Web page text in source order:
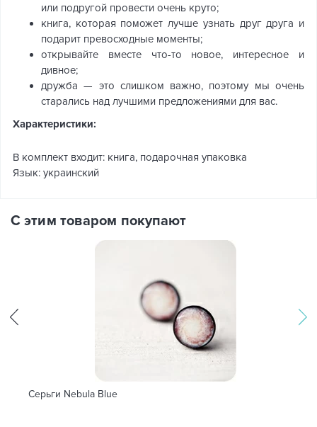
или подругой провести очень круто;
книга, которая поможет лучше узнать друг друга и
подарит превосходные моменты;
открывайте вместе что-то новое, интересное и
дивное;
дружба — это слишком важно, поэтому мы очень
старались над лучшими предложениями для вас.
Характеристики:
В комплект входит: книга, подарочная упаковка
Язык: украинский
С этим товаром покупают
Серьги Nebula Blue